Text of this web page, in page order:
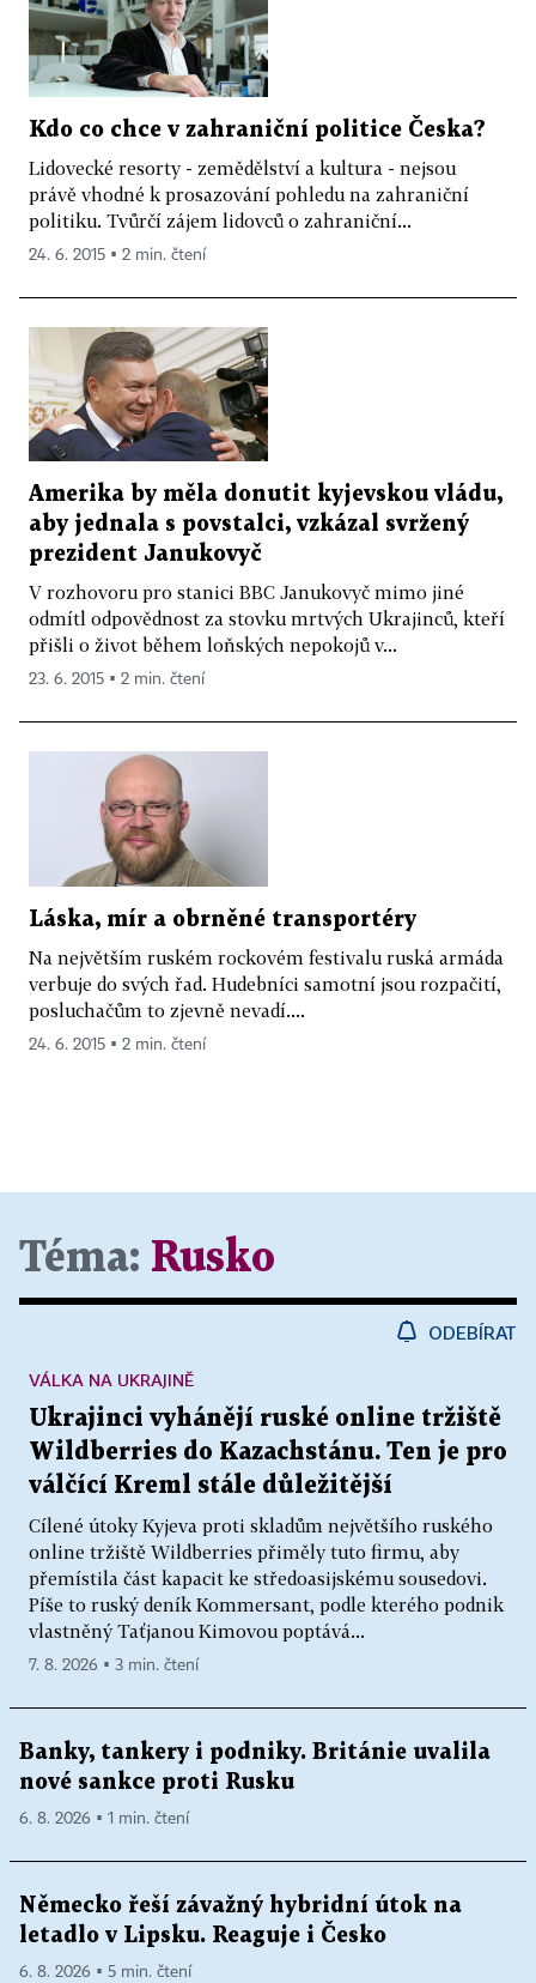
Kdo co chce v zahraniční politice Česka?
Lidovecké resorty - zemědělství a kultura - nejsou
právě vhodné k prosazování pohledu na zahraniční
politiku. Tvůrčí zájem lidovců o zahraniční...
24. 6. 2015 ▪ 2 min. čtení
Amerika by měla donutit kyjevskou vládu,
aby jednala s povstalci, vzkázal svržený
prezident Janukovyč
V rozhovoru pro stanici BBC Janukovyč mimo jiné
odmítl odpovědnost za stovku mrtvých Ukrajinců, kteří
přišli o život během loňských nepokojů v...
23. 6. 2015 ▪ 2 min. čtení
Láska, mír a obrněné transportéry
Na největším ruském rockovém festivalu ruská armáda
verbuje do svých řad. Hudebníci samotní jsou rozpačití,
posluchačům to zjevně nevadí....
24. 6. 2015 ▪ 2 min. čtení
Téma: Rusko
ODEBÍRAT
Ukrajinci vyhánějí ruské online tržiště
Wildberries do Kazachstánu. Ten je pro
válčící Kreml stále důležitější
Cílené útoky Kyjeva proti skladům největšího ruského
online tržiště Wildberries přiměly tuto firmu, aby
přemístila část kapacit ke středoasijskému sousedovi.
Píše to ruský deník Kommersant, podle kterého podnik
vlastněný Taťjanou Kimovou poptává...
VÁLKA NA UKRAJINĚ
7. 8. 2026 ▪ 3 min. čtení
Banky, tankery i podniky. Británie uvalila
nové sankce proti Rusku
6. 8. 2026 ▪ 1 min. čtení
Německo řeší závažný hybridní útok na
letadlo v Lipsku. Reaguje i Česko
6. 8. 2026 ▪ 5 min. čtení